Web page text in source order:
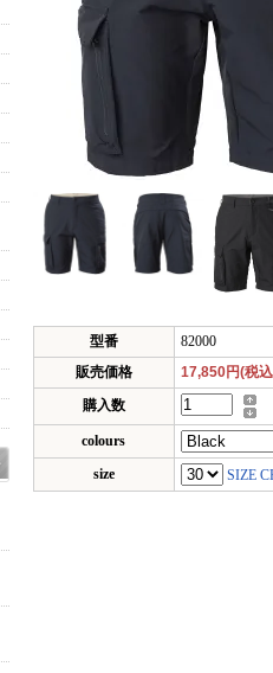
型番
82000
販売価格
17,850円(税
購入数
colours
size
SIZE